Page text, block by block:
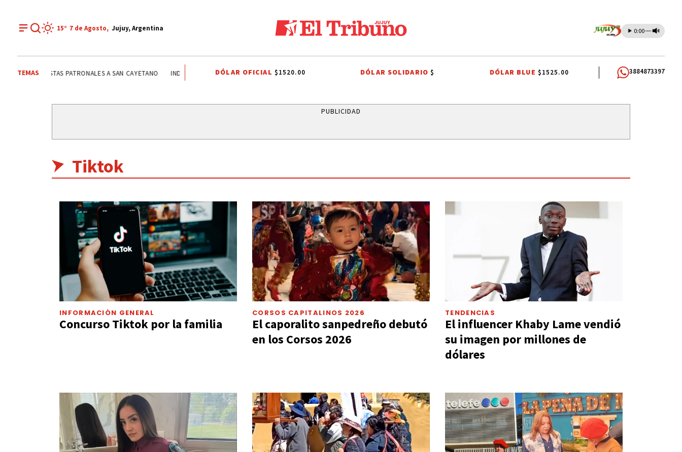
15° 7 de Agosto, Jujuy, Argentina 0:00
TEMAS
VIAL FIESTAS PATRONALES A SAN CAYETANO INDEPENDENCIA DE BOLIVIA ITS SISTEMA PÚBLICO CAME JOVEN CAPITAL HUMANO CASA BLANCA
DÓLAR OFICIAL $1520.00 DÓLAR SOLIDARIO$ DÓLAR BLUE $1525.00 3884873397
PUBLICIDAD
Tiktok
INFORMACIÓN GENERAL
Concurso Tiktok por la familia
CORSOS CAPITALINOS 2026
El caporalito sanpedreño debutó
en los Corsos 2026
TENDENCIAS
El influencer Khaby Lame vendió
su imagen por millones de
dólares